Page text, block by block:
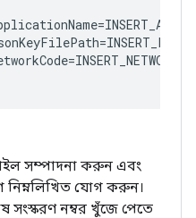
সম্পাদনা করুন এবং
নিম্নলিখিত যোগ করুন।
সংস্করণ নম্বর খুঁজে পেতে